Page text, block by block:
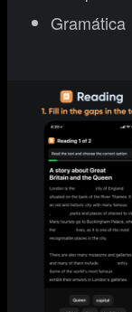
Gramática